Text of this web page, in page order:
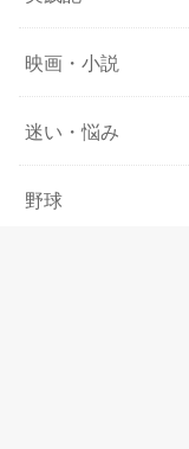
映画・小説
迷い・悩み
野球